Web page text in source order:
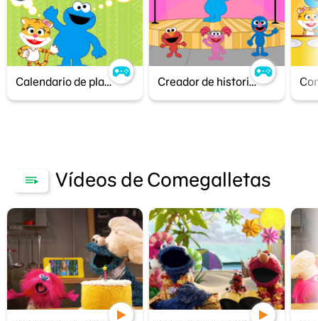
Calendario de planeación Creador de historias
Vídeos de Comegalletas